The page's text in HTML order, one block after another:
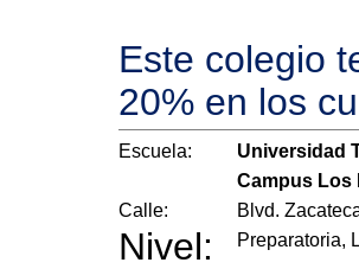
Este colegio
20% en los
Escuela:
Universidad
Campus Los
Calle:
Blvd.
Nivel: Preparatoria,